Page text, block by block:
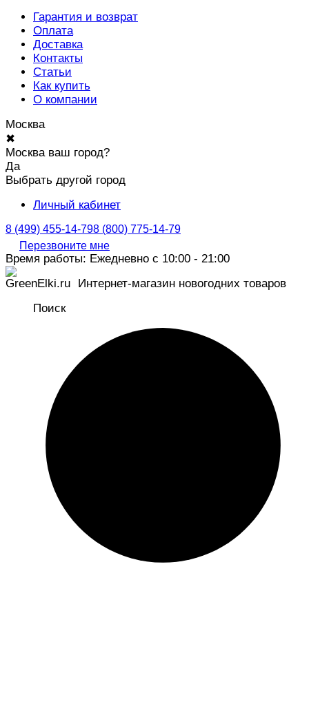
Гарантия и возврат
Оплата
Доставка
Контакты
Статьи
Как купить
О компании
Москва
✖
Москва ваш город?
Да
Выбрать другой город
Личный кабинет
8 (499) 455-14-798 (800) 775-14-79
Перезвоните мне
Время работы: Ежедневно с 10:00 - 21:00
Интернет-магазин новогодних товаров
Поиск